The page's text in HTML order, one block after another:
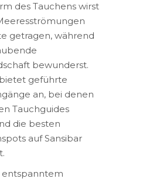
des Tauchens wirst
getragen, während
bewunderst.
geführte
an, bei denen
Tauchguides
die besten
auf Sansibar
entspanntem